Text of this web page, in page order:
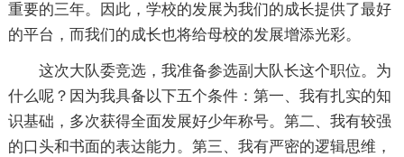
重要的三年。因此，学校的发展为我们的成长提供了最好
的平台，而我们的成长也将给母校的发展增添光彩。
这次大队委竞选，我准备参选副大队长这个职位。为
什么呢？因为我具备以下五个条件：第一、我有扎实的知
识基础，多次获得全面发展好少年称号。第二、我有较强
的口头和书面的表达能力。第三、我有严密的逻辑思维，